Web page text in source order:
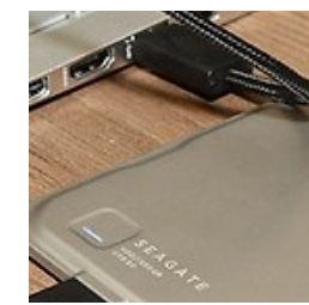
을 보면서 LG OLED UHD (올레드 울트라
을 경험해봤습니다. 비교가 될만한 제품을
바로 차이를 느끼겠지만, 따로보면 얼마나
과거에 우리집 TV가 어땠는지 선명하게 그
다. 그런데 LG OLED UHD (올..